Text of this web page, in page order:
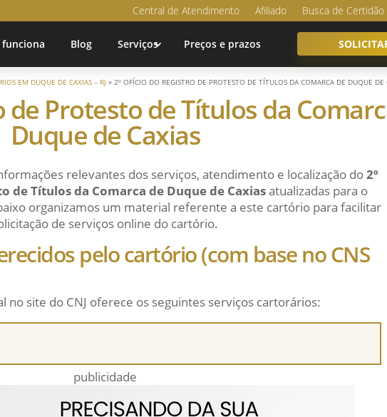
Central de Atendimento Afiliado Busca de Certidão
funciona Blog Serviços Preços e prazos
EM DUQUE DE CAXIAS – RJ » 2º OFÍCIO DO REGISTRO DE PROTESTO DE TÍTULOS DA COMARCA DE DUQUE DE
de Protesto de Títulos da
Duque de Caxias
relevantes dos serviços, atendimento e localização do2º
de Títulos da Comarca de Duque de Caxiasatualizadas para o
organizamos um material referente a este cartório para facilitar
de serviços online do cartório.
pelo cartório (com base no CNS
no site do CNJ oferece os seguintes serviços cartorários:
publicidade